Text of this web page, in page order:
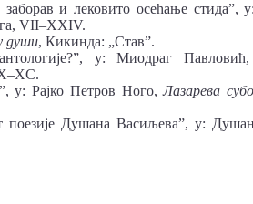
и лековито осећање стида”,
VII–XXIV.
души, Кикинда: „Став”.
у: Миодраг
у: Рајко Петров Ного,Лазарева
Душана Васиљева”, у: